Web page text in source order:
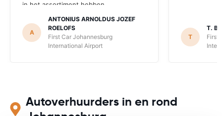
in het assortiment hebben.
A
ANTONIUS ARNOLDUS JOZEF
ROELOFS
First Car Johannesburg
International Airport
T
T. B.
First
Autoverhuurders in en rond